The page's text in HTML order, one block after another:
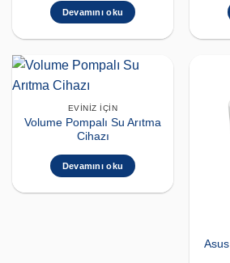
Devamını oku
EVINIZ İÇIN
Volume Pompalı Su Arıtma
Cihazı
Devamını oku